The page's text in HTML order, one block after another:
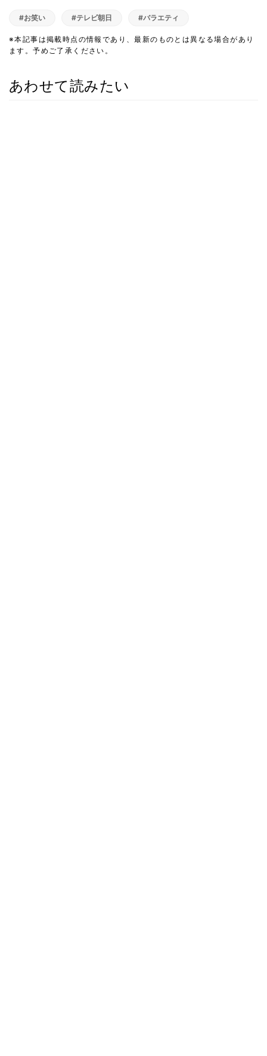
#お笑い #テレビ朝日 #バラエティ
※本記事は掲載時点の情報であり、最新のものとは異なる場合があり
ます。予めご了承ください。
あわせて読みたい